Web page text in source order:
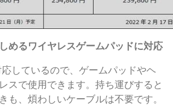
めるワイヤレスゲームパッドに対応
しているので、ゲームパッドやヘ
スで使用できます。持ち運びすると
も、煩わしいケーブルは不要です。